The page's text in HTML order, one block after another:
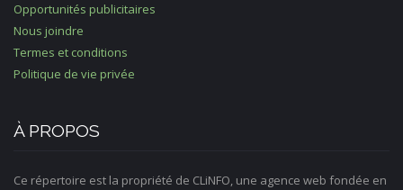
Opportunités publicitaires
Nous joindre
Termes et conditions
Politique de vie privée
À PROPOS
Ce répertoire est la propriété de CLiNFO, une agence web fondée en